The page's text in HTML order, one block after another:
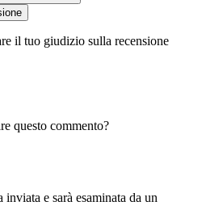
il tuo giudizio sulla recensione
questo commento?
inviata e sarà esaminata da un